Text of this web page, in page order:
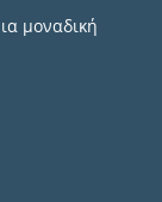
μοναδική